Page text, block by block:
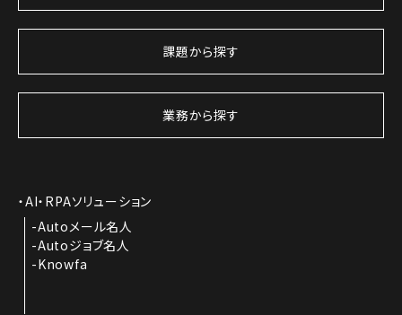
課題から探す
業務から探す
AI・RPAソリューション
Autoメール名人
Autoジョブ名人
Knowfa